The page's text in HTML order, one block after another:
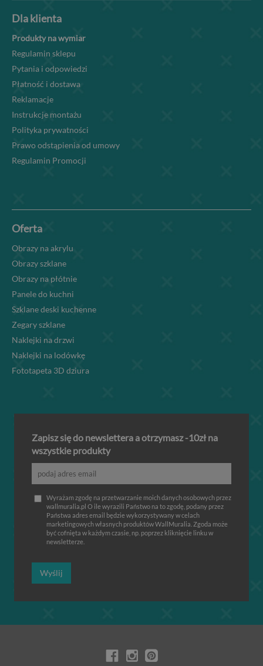
Dla klienta
Produkty na wymiar
Regulamin sklepu
Pytania i odpowiedzi
Płatność i dostawa
Reklamacje
Instrukcje montażu
Polityka prywatności
Prawo odstąpienia od umowy
Regulamin Promocji
Oferta
Obrazy na akrylu
Obrazy szklane
Obrazy na płótnie
Panele do kuchni
Szklane deski kuchenne
Zegary szklane
Naklejki na drzwi
Naklejki na lodówkę
Fototapeta 3D dziura
Zapisz się do newslettera a otrzymasz -10zł na
wszystkie produkty
Wyrażam zgodę na przetwarzanie moich danych osobowych przez
wallmuralia.pl O ile wyrazili Państwo na to zgodę, podany przez
Państwa adres email będzie wykorzystywany w celach
marketingowych własnych produktów WallMuralia. Zgoda może
być cofnięta w każdym czasie, np. poprzez kliknięcie linku w
newsletterze.
Wyślij